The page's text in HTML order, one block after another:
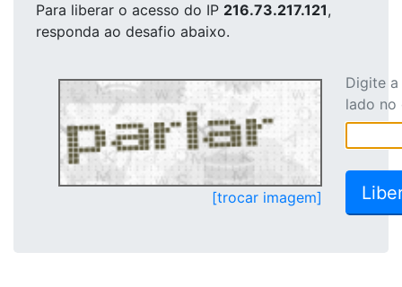
Para liberar o acesso do IP 216.73.217.121,
responda ao desafio abaixo.
[trocar imagem]
Digite
lado no